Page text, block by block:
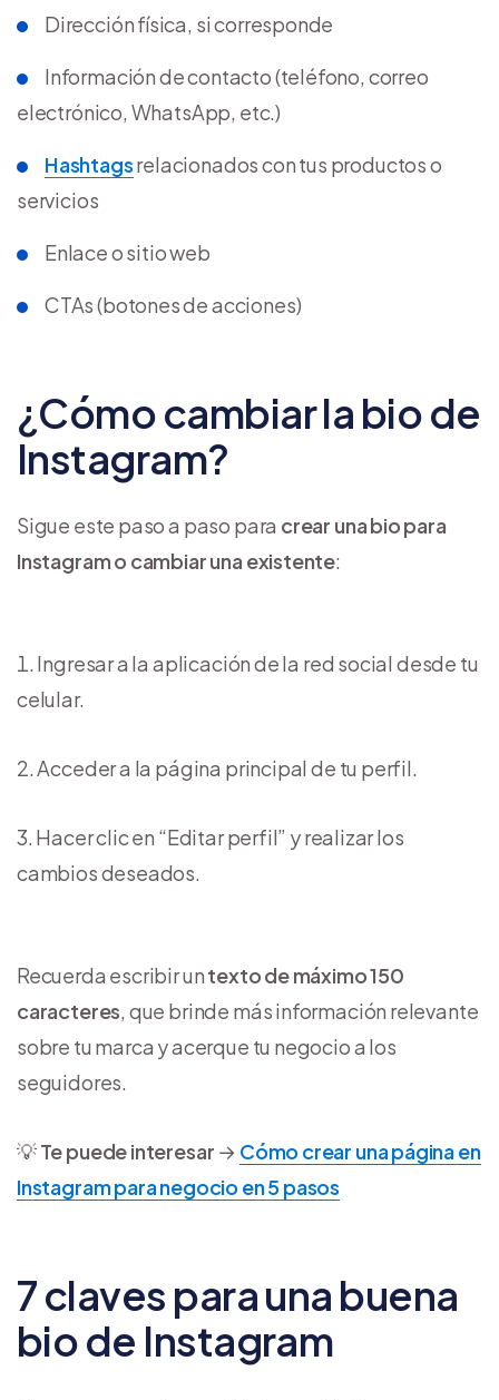
Dirección física, si corresponde
Información de contacto (teléfono, correo
electrónico, WhatsApp, etc.)
Hashtagsrelacionados con tus productos o
servicios
Enlace o sitio web
CTAs (botones de acciones)
¿Cómo cambiar la bio de
Instagram?
Sigue este paso a paso para crear una bio para
Instagram o cambiar una existente:
Ingresar a la aplicación de la red social desde tu
celular.
Acceder a la página principal de tu perfil.
Hacer clic en “Editar perfil” y realizar los
cambios deseados.
Recuerda escribir untexto de máximo 150
caracteres, que brinde más información relevante
sobre tu marca y acerque tu negocio a los
seguidores.
💡Te puede interesar → Cómo crear una página en
Instagram para negocio en 5 pasos
7 claves para una buena
bio de Instagram